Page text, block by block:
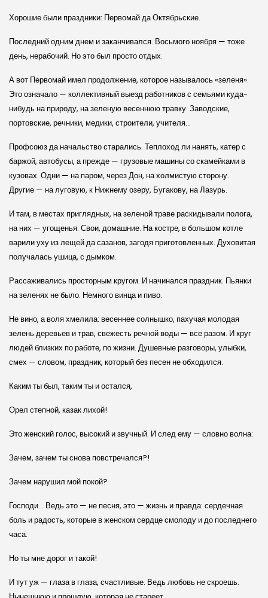
Хорошие были праздники: Первомай да Октябрьские.
Последний одним днем и заканчивался. Восьмого ноября — тоже
день, нерабочий. Но это был просто отдых.
А вот Первомай имел продолжение, которое называлось «зеленя».
Это означало — коллективный выезд работников с семьями куда-
нибудь на природу, на зеленую весеннюю травку. Заводские,
портовские, речники, медики, строители, учителя…
Профсоюз да начальство старались. Теплоход ли нанять, катер с
баржой, автобусы, а прежде — грузовые машины со скамейками в
кузовах. Одни — на паром, через Дон, на холмистую сторону.
Другие — на луговую, к Нижнему озеру, Бугакову, на Лазурь.
И там, в местах приглядных, на зеленой траве раскидывали полога,
на них — угощенья. Свои, домашние. На костре, в большом котле
варили уху из лещей да сазанов, загодя приготовленных. Духовитая
получалась ушица, с дымком.
Рассаживались просторным кругом. И начинался праздник. Пьянки
на зеленях не было. Немного винца и пиво.
Не вино, а воля хмелила: весеннее солнышко, пахучая молодая
зелень деревьев и трав, свежесть речной воды — все разом. И круг
людей близких по работе, по жизни. Душевные разговоры, улыбки,
смех — словом, праздник, который без песен не обходился.
Каким ты был, таким ты и остался,
Орел степной, казак лихой!
Это женский голос, высокий и звучный. И след ему — словно волна:
Зачем, зачем ты снова повстречался?!
Зачем нарушил мой покой?
Господи… Ведь это — не песня, это — жизнь и правда: сердечная
боль и радость, которые в женском сердце смолоду и до последнего
часа.
Но ты мне дорог и такой!
И тут уж — глаза в глаза, счастливые. Ведь любовь не скроешь.